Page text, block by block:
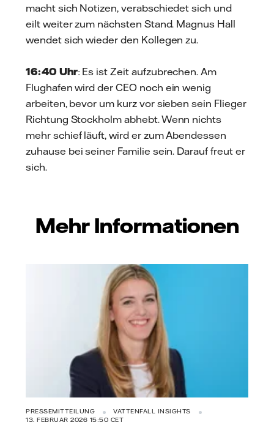
macht sich Notizen, verabschiedet sich und
eilt weiter zum nächsten Stand. Magnus Hall
wendet sich wieder den Kollegen zu.
16:40 Uhr: Es ist Zeit aufzubrechen. Am
Flughafen wird der CEO noch ein wenig
arbeiten, bevor um kurz vor sieben sein Flieger
Richtung Stockholm abhebt. Wenn nichts
mehr schief läuft, wird er zum Abendessen
zuhause bei seiner Familie sein. Darauf freut er
sich.
Mehr Informationen
PRESSEMITTEILUNG
VATTENFALL INSIGHTS
13. FEBRUAR 2026 15:50 CET